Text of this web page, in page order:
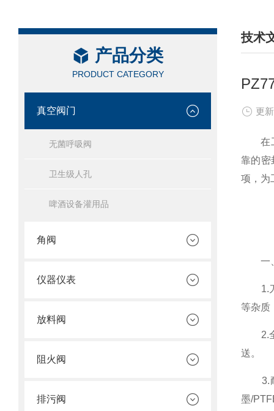
产品分类
PRODUCT CATEGORY
真空阀门
无菌呼吸阀
卫生级人孔
啤酒设备灌用品
角阀
仪器仪表
放料阀
阻火阀
排污阀
技术
/
更
在工
靠的密
项，为
一、
1.刀
等杂质
2.全
送。
3.耐
墨/